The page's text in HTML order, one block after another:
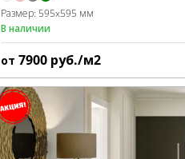
Размер: 595x595 мм
В наличии
от 7900 руб./м2